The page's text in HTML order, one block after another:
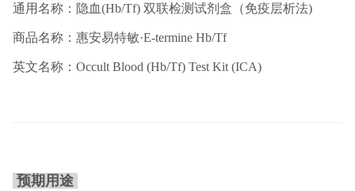
通用名称：隐血(Hb/Tf) 双联检测试剂盒（免疫层析法)
商品名称：惠安易特敏·E-termine Hb/Tf
英文名称：Occult Blood (Hb/Tf) Test Kit (ICA)
预期用途